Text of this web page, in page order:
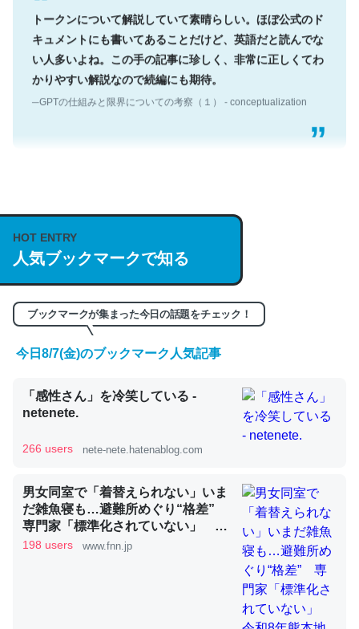
トークンについて解説していて素晴らしい。ほぼ公式のド
キュメントにも書いてあることだけど、英語だと読んでな
い人多いよね。この手の記事に珍しく、非常に正しくてわ
かりやすい解説なので続編にも期待。
─GPTの仕組みと限界についての考察（１） - conceptualization
説してる記事が少ないので貴重な良記事。/続編来た
https://isobe324649.hatenablog.com/entry/2023/03/27
/064121
─GPTの仕組みと限界についての考察（１） - conceptualization
くらい。小説でいう「ずっと前の伏線」は回収されないけ
ど、短期記憶というには多い分量。進化すればするほど分
かりやすく強くなりそう
昆虫ってカルシウム少ないのか。知らんかった。調べたら
コオロギのカルシウム分はエビの600分の1程度。
─ニュース :: 【研究発表】昆虫学の大問題＝「昆虫はなぜ海にいな
HOT ENTRY
人気ブックマークで知る
ブックマークが集まった今日の話題をチェック！
今日8/7(金)のブックマーク人気記事
「感性さん」を冷笑している -
netenete.
266 users nete-nete.hatenablog.com
男女同室で「着替えられない」いま
だ雑魚寝も…避難所めぐり“格差”
専門家「標準化されていない」 令
和8年熊本地震｜FNNプライムオン
198 users www.fnn.jp